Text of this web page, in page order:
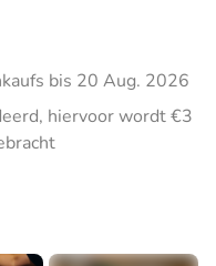
bis 20 Aug. 2026
hiervoor wordt €3